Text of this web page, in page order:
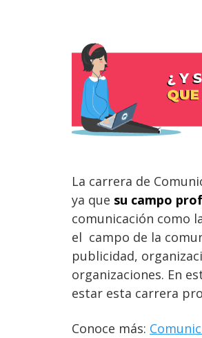
La carrera de
ya que su campo
comunicación como
el campo de la
publicidad,
organizaciones. En
estar esta carrera
Conoce más: